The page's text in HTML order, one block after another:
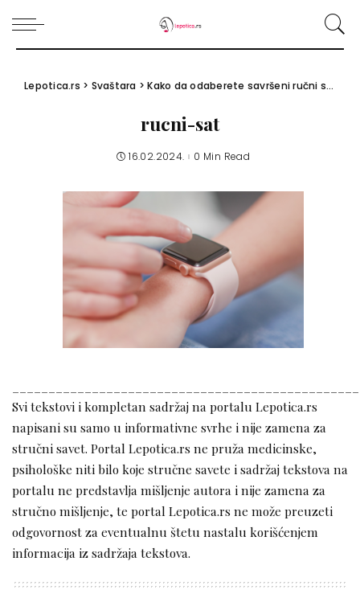
Lepotica.rs > Svaštara >Kako da odaberete savršeni ručni sat: 6 pravila koja morate ispratiti
rucni-sat
16.02.2024. 0 Min Read
Svi tekstovi i kompletan sadržaj na portalu Lepotica.rs
napisani su samo u informativne svrhe i nije zamena za
stručni savet. Portal Lepotica.rs ne pruža medicinske,
psihološke niti bilo koje stručne savete i sadržaj tekstova na
portalu ne predstavlja mišljenje autora i nije zamena za
stručno mišljenje, te portal Lepotica.rs ne može preuzeti
odgovornost za eventualnu štetu nastalu korišćenjem
informacija iz sadržaja tekstova.